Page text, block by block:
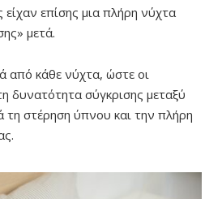
επίσης μια πλήρη νύχτα
μετά.
από κάθε νύχτα, ώστε οι
δυνατότητα σύγκρισης μεταξύ
τη στέρηση ύπνου και την πλήρη